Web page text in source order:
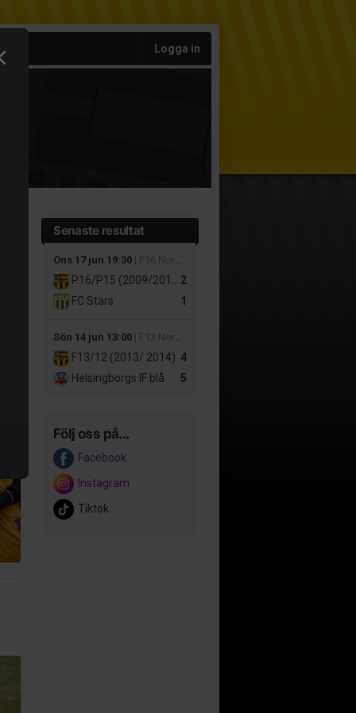
Logga in
Senaste resultat
Ons 17 jun 19:30 | P16 Nordvästra A, vår
2
P16/P15 (2009/2010/2011)
1
FC Stars
Sön 14 jun 13:00 | F13 Nordvästra A, vår
4
F13/12 (2013/ 2014)
5
Helsingborgs IF blå
Följ oss på...
Facebook
Instagram
Tiktok